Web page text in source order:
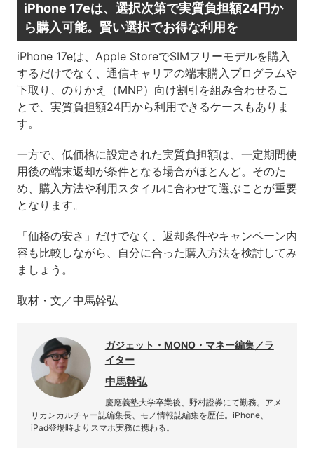
iPhone 17eは、選択次第で実質負担額24円か
ら購入可能。賢い選択でお得な利用を
iPhone 17eは、Apple StoreでSIMフリーモデルを購入
するだけでなく、通信キャリアの端末購入プログラムや
下取り、のりかえ（MNP）向け割引を組み合わせるこ
とで、実質負担額24円から利用できるケースもありま
す。
一方で、低価格に設定された実質負担額は、一定期間使
用後の端末返却が条件となる場合がほとんど。そのた
め、購入方法や利用スタイルに合わせて選ぶことが重要
となります。
「価格の安さ」だけでなく、返却条件やキャンペーン内
容も比較しながら、自分に合った購入方法を検討してみ
ましょう。
取材・文／中馬幹弘
ガジェット・MONO・マネー編集／ラ
イター
中馬幹弘
慶應義塾大学卒業後、野村證券にて勤務。アメ
リカンカルチャー誌編集長、モノ情報誌編集を歴任。iPhone、
iPad登場時よりスマホ実務に携わる。